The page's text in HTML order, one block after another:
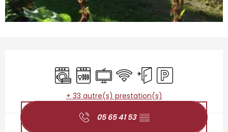
Lave lingeLave vaisselle
Télévision
WiFi Entrée indépendante
Parking
+ 33 autre(s) prestation(s)
05 65 41 53 ▒▒